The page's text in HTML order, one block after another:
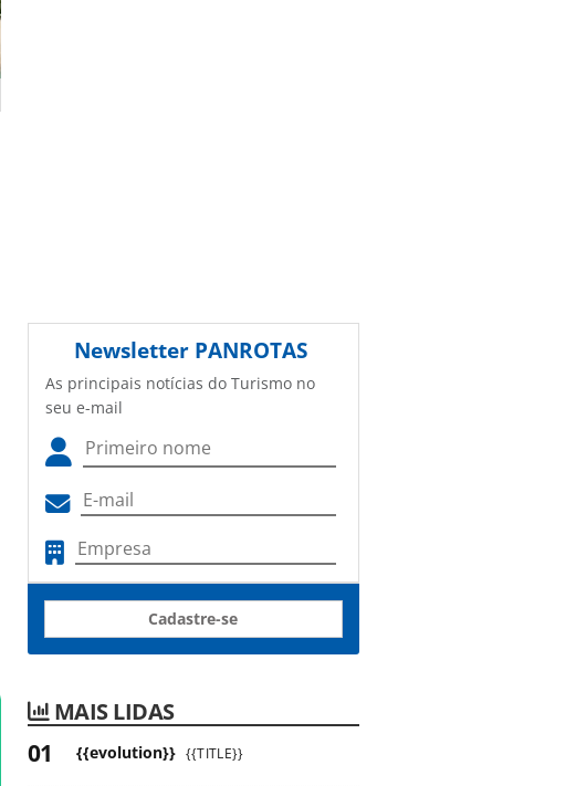
Newsletter PANROTAS
As principais notícias do Turismo no
seu e-mail
Cadastre-se
MAIS LIDAS
{{evolution}} {{TITLE}}